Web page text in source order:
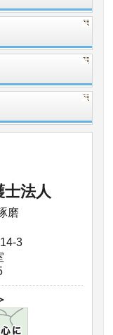
法人
磨
3